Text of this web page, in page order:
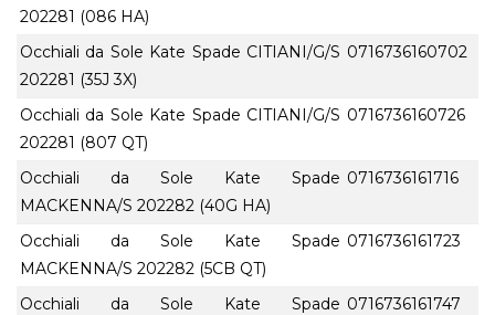
202281 (086 HA)
Occhiali da Sole Kate Spade CITIANI/G/S
202281 (35J 3X)
0716736160702
Occhiali da Sole Kate Spade CITIANI/G/S
202281 (807 QT)
0716736160726
Occhiali da Sole Kate Spade
MACKENNA/S 202282 (40G HA)
0716736161716
Occhiali da Sole Kate Spade
MACKENNA/S 202282 (5CB QT)
0716736161723
Occhiali da Sole Kate Spade 0716736161747